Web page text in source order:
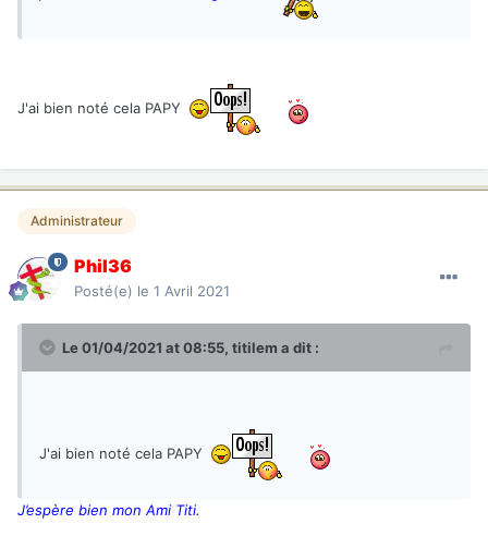
J'ai bien noté cela PAPY
Administrateur
Phil36
Posté(e) le 1 Avril 2021
Le 01/04/2021 at 08:55, titilem a dit :
J'ai bien noté cela PAPY
J’espère bien mon Ami Titi.